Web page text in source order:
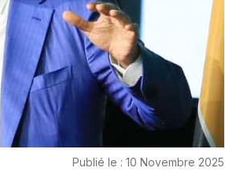
Publié le : 10 Novembre 2025